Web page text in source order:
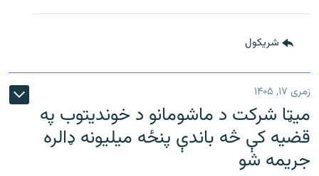
شريکول
زمری ۱۷, ۱۴۰۵
میټا شرکت د ماشومانو د خوندیتوب په
قضیه کې څه باندې پنځه میلیونه ډالره
جریمه شو